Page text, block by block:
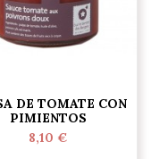
DE TOMATE CON
PIMIENTOS
8,10 €